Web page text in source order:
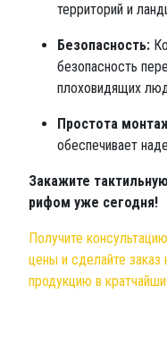
территорий и
Безопасность:
безопасность
плоховидящих
Простота
обеспечивает
Закажите
рифом уже сегодня!
Получите
цены и сделайте
продукцию в